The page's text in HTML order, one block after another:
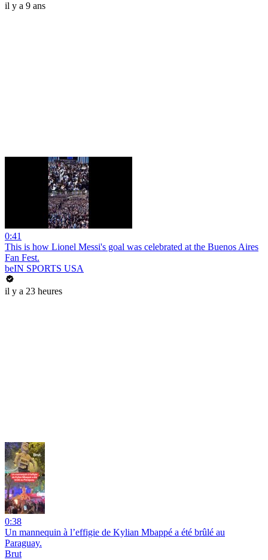
il y a 9 ans
0:41
This is how Lionel Messi's goal was celebrated at the Buenos Aires
Fan Fest.
beIN SPORTS USA
il y a 23 heures
0:38
Un mannequin à l’effigie de Kylian Mbappé a été brûlé au
Paraguay.
Brut